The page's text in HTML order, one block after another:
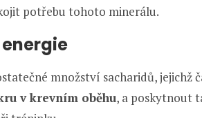
potřebu tohoto minerálu.
množství sacharidů, jejichž
v krevním oběhu, a poskytnout